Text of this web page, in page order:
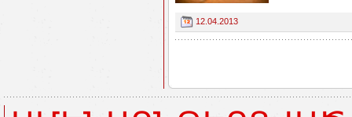
12.04.2013